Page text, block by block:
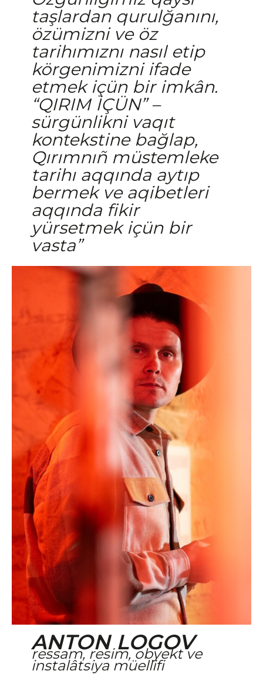
taşlardan qurulğanını,
özümizni ve öz
tarihımıznı nasıl etip
körgenimizni ifade
etmek içün bir imkân.
“QIRIM İÇÜN” –
sürgünlikni vaqıt
kontekstine bağlap,
Qırımnıñ müstemleke
tarihı aqqında aytıp
bermek ve aqibetleri
aqqında fikir
yürsetmek içün bir
vasta”
ANTON LOGOV
ressam, resim, obyekt ve
instalâtsiya müellifi